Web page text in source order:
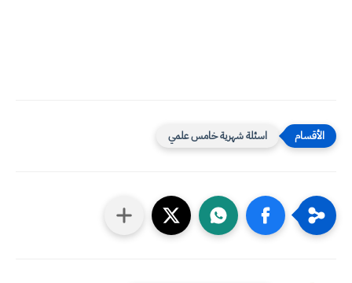
اسئلة شهرية خامس علمي